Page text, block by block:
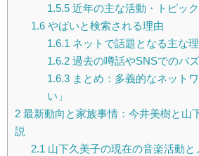
1.5.5近年の主な活動・トピッ
1.6やばいと検索される理由
1.6.1 ネットで話題となる主な
1.6.2過去の噂話やSNSでのバズ
1.6.3まとめ：多義的なネット
い」
2 最新動向と家族事情：今井美樹と山
説
2.1 山下久美子の現在の音楽活動と